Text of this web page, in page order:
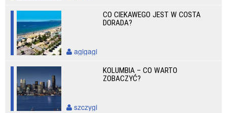
CO CIEKAWEGO JEST W COSTA
DORADA?
agigagi
KOLUMBIA – CO WARTO
ZOBACZYĆ?
szczygi